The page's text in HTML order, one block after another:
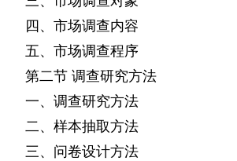
四、市场调查内容
五、市场调查程序
第二节 调查研究方法
一、调查研究方法
二、样本抽取方法
三、问卷设计方法